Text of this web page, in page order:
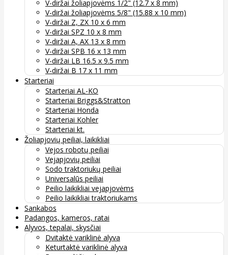
V-diržai žoliapjovėms 1/2" (12.7 x 8 mm)
V-diržai žoliapjovėms 5/8" (15.88 x 10 mm)
V-diržai Z, ZX 10 x 6 mm
V-diržai SPZ 10 x 8 mm
V-diržai A, AX 13 x 8 mm
V-diržai SPB 16 x 13 mm
V-diržai LB 16.5 x 9.5 mm
V-diržai B 17 x 11 mm
Starteriai
Starteriai AL-KO
Starteriai Briggs&Stratton
Starteriai Honda
Starteriai Kohler
Starteriai kt.
Žoliapjovių peiliai, laikikliai
Vejos robotų peiliai
Vejapjovių peiliai
Sodo traktoriukų peiliai
Universalūs peiliai
Peilio laikikliai vejapjovėms
Peilio laikikliai traktoriukams
Sankabos
Padangos, kameros, ratai
Alyvos, tepalai, skysčiai
Dvitaktė variklinė alyva
Keturtaktė variklinė alyva